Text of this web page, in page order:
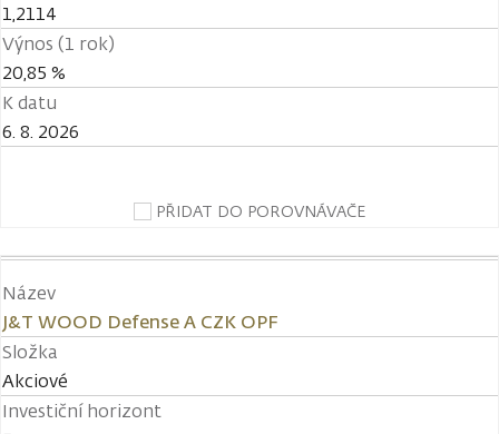
1,2114
Výnos (1 rok)
20,85 %
K datu
6. 8. 2026
PŘIDAT DO POROVNÁVAČE
Název
J&T WOOD Defense A CZK OPF
Složka
Akciové
Investiční horizont